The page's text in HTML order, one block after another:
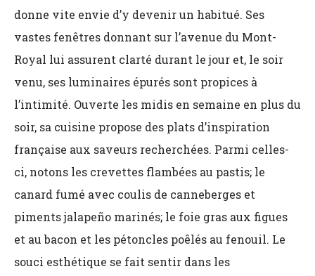
donne vite envie d’y devenir un habitué. Ses
vastes fenêtres donnant sur l’avenue du Mont-
Royal lui assurent clarté durant le jour et, le soir
venu, ses luminaires épurés sont propices à
l’intimité. Ouverte les midis en semaine en plus du
soir, sa cuisine propose des plats d’inspiration
française aux saveurs recherchées. Parmi celles-
ci, notons les crevettes flambées au pastis; le
canard fumé avec coulis de canneberges et
piments jalapeño marinés; le foie gras aux figues
et au bacon et les pétoncles poêlés au fenouil. Le
souci esthétique se fait sentir dans les